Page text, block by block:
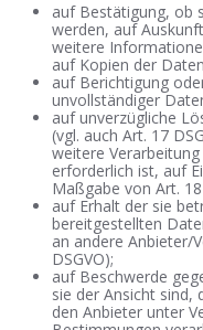
auf Bestätigung, ob
werden, auf
weitere
auf Kopien der
auf Berichtigung
unvollständiger
auf unverzügliche
(vgl. auch Art. 17
weitere
erforderlich ist, auf
Maßgabe von Art. 18
auf Erhalt der sie
bereitgestellten
an andere Anbieter/
DSGVO);
auf Beschwerde
sie der Ansicht sind,
den Anbieter unter